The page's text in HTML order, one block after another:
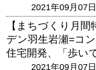
2021年09月07
【まちづくり月
デン羽生岩瀬=コ
住宅開発、「歩い
2021年09月07